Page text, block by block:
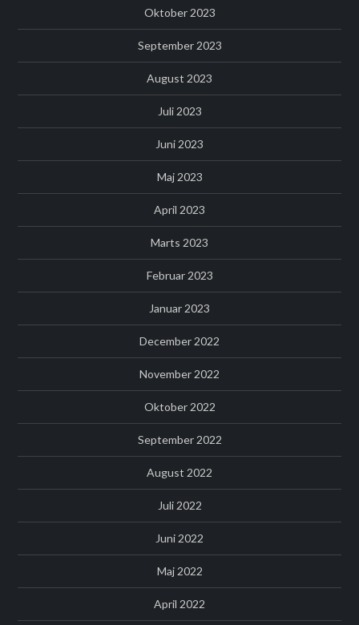
Oktober 2023
September 2023
August 2023
Juli 2023
Juni 2023
Maj 2023
April 2023
Marts 2023
Februar 2023
Januar 2023
December 2022
November 2022
Oktober 2022
September 2022
August 2022
Juli 2022
Juni 2022
Maj 2022
April 2022